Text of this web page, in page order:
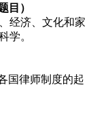
目）
经济、文化和家
学。
国律师制度的起